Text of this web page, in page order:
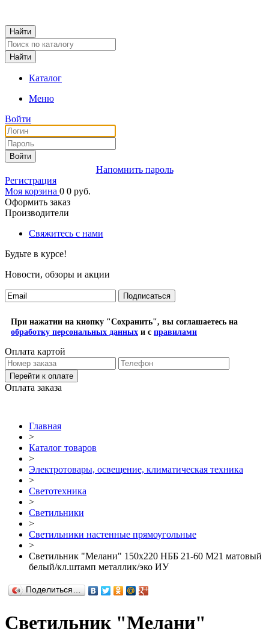
Каталог
Меню
Войти
Войти
Напомнить пароль
Регистрация
Моя корзина 0 0 руб.
Оформить заказ
Производители
Свяжитесь с нами
Будьте в курсе!
Новости, обзоры и акции
Подписаться
При нажатии на кнопку "Сохранить", вы соглашаетесь на
обработку персональных данных и с правилами
Оплата картой
Перейти к оплате
Оплата заказа
Главная
>
Каталог товаров
>
Электротовары, освещение, климатическая техника
>
Светотехника
>
Светильники
>
Светильники настенные прямоугольные
>
Светильник "Мелани" 150х220 НББ 21-60 М21 матовый
белый/кл.штамп металлик/эко ИУ
Поделиться…
Светильник "Мелани"